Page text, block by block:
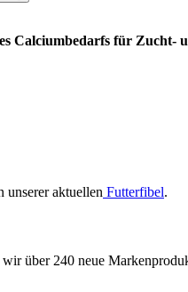
Calciumbedarfs für Zucht-
unserer aktuellen Futterfibel.
über 240 neue